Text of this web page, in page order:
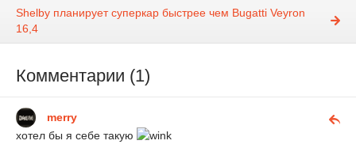
Shelby планирует суперкар быстрее чем Bugatti Veyron
16,4
Комментарии (1)
merry
хотел бы я себе такую